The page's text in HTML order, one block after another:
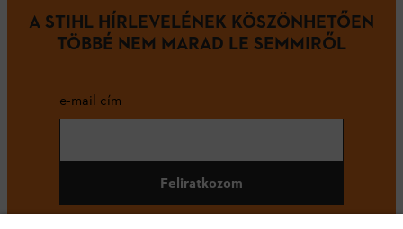
A STIHL HÍRLEVELÉNEK KÖSZÖNHETŐEN
TÖBBÉ NEM MARAD LE SEMMIRŐL
e-mail cím
Feliratkozom